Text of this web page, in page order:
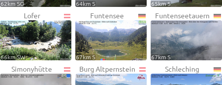
62km SO 64km S 65km S
Lofer
66km SW
Funtensee
67km S
Funtenseetauern
67km S
Simonyhütte Burg Altpernstein Schleching